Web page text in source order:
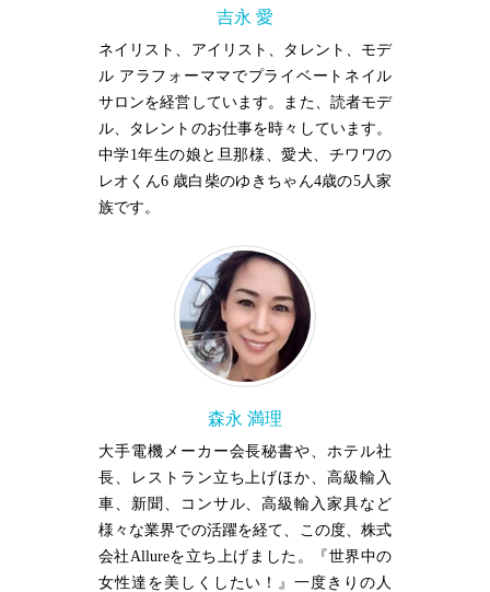
吉永 愛
ネイリスト、アイリスト、タレント、モデ
ル アラフォーママでプライベートネイル
サロンを経営しています。また、読者モデ
ル、タレントのお仕事を時々しています。
中学1年生の娘と旦那様、愛犬、チワワの
レオくん6 歳白柴のゆきちゃん4歳の5人家
族です。
森永 満理
大手電機メーカー会長秘書や、ホテル社
長、レストラン立ち上げほか、高級輸入
車、新聞、コンサル、高級輸入家具など
様々な業界での活躍を経て、この度、株式
会社Allureを立ち上げました。『世界中の
女性達を美しくしたい！』一度きりの人